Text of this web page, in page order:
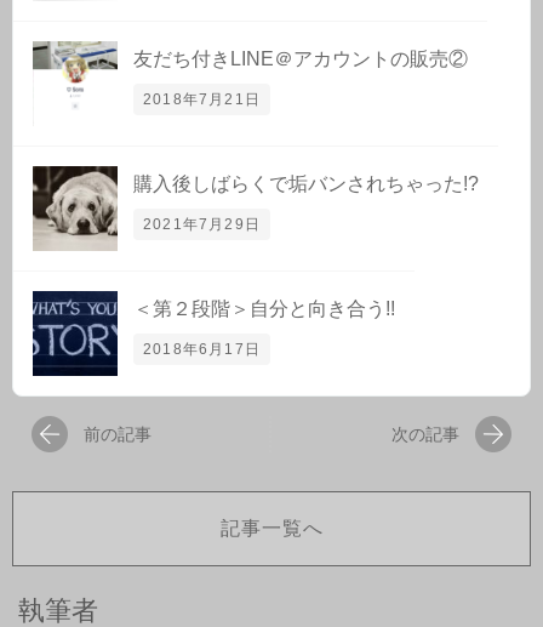
友だち付きLINE＠アカウントの販売②
2018年7月21日
購入後しばらくで垢バンされちゃった!?
2021年7月29日
＜第２段階＞自分と向き合う!!
2018年6月17日
前の記事 次の記事
記事一覧へ
執筆者